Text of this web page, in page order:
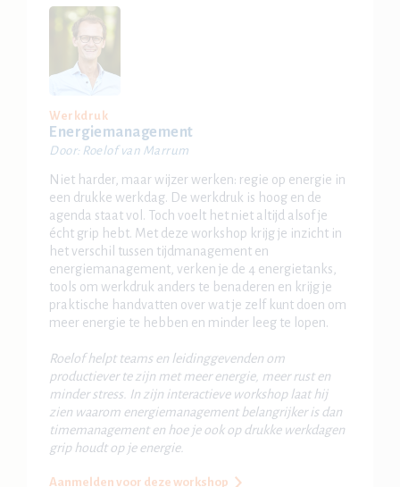
Werkdruk
Energiemanagement
Door: Roelof van Marrum
Niet harder, maar wijzer werken: regie op energie in
een drukke werkdag. De werkdruk is hoog en de
agenda staat vol. Toch voelt het niet altijd alsof je
écht grip hebt. Met deze workshop krijg je inzicht in
het verschil tussen tijdmanagement en
energiemanagement, verken je de 4 energietanks,
tools om werkdruk anders te benaderen en krijg je
praktische handvatten over wat je zelf kunt doen om
meer energie te hebben en minder leeg te lopen.
Roelof helpt teams en leidinggevenden om
productiever te zijn met meer energie, meer rust en
minder stress. In zijn interactieve workshop laat hij
zien waarom energiemanagement belangrijker is dan
timemanagement en hoe je ook op drukke werkdagen
grip houdt op je energie.
Aanmelden voor deze workshop